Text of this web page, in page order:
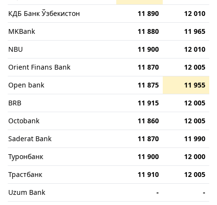
КДБ Банк Ўзбекистон
11 890
12 010
MKBank
11 880
11 965
NBU
11 900
12 010
Orient Finans Bank
11 870
12 005
Open bank
11 875
11 955
BRB
11 915
12 005
Octobank
11 860
12 005
Saderat Bank
11 870
11 990
Туронбанк
11 900
12 000
Трастбанк
11 910
12 005
Uzum Bank
-
-